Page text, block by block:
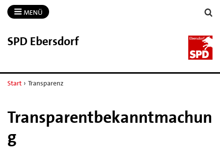
MENÜ
SPD Ebersdorf
Start › Transparenz
Transparentbekanntmachun
g